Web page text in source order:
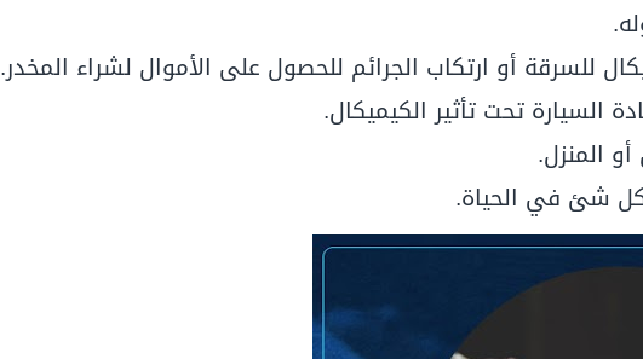
للسرقة أو ارتكاب الجرائم للحصول على الأموال لشراء المخدر.
السيارة تحت تأثير الكيميكال.
المنزل.
كل شئ في الحياة.